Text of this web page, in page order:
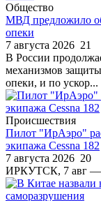
Общество
МВД предложило
опеки
7 августа 2026 21
В России
механизмов защиты
опеки, и по ускор...
Происшествия
Пилот "ИрАэро"
экипажа Cessna 182
7 августа 2026 20
ИРКУТСК, 7 авг —